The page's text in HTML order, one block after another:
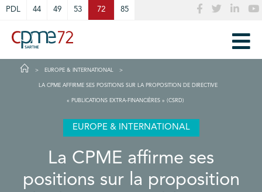
PDL 44 49 53 72 85
EUROPE & INTERNATIONAL
LA CPME AFFIRME SES POSITIONS SUR LA PROPOSITION DE DIRECTIVE
« PUBLICATIONS EXTRA-FINANCIÈRES » (CSRD)
EUROPE & INTERNATIONAL
La CPME affirme ses
positions sur la proposition
Cookies management panel